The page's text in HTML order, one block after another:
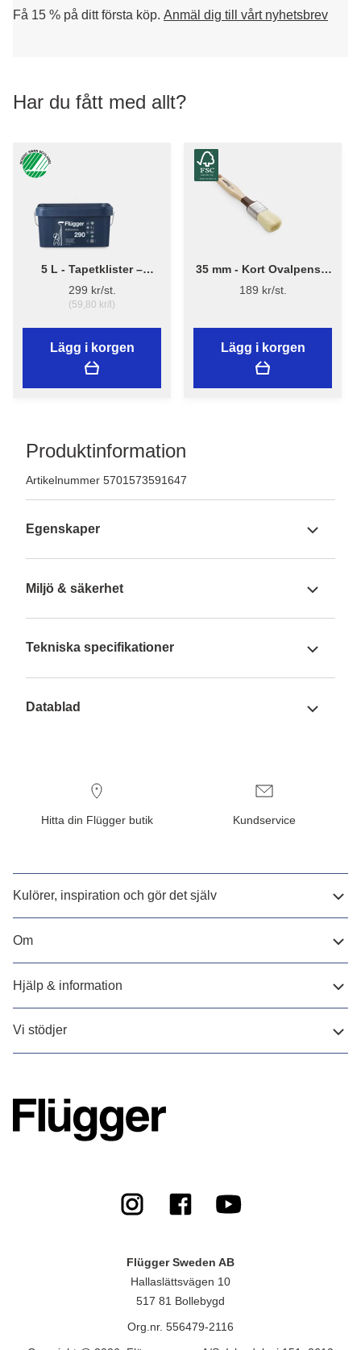
Få 15 % på ditt första köp. Anmäl dig till vårt nyhetsbrev
Har du fått med allt?
5 L - Tapetklister –
Flügger Adhesive 290
299 kr/st.
(59,80 kr/l)
Lägg i korgen
35 mm - Kort Ovalpensel
High Finish 1179 -
Flügger
189 kr/st.
Lägg i korgen
Produktinformation
Artikelnummer 5701573591647
Egenskaper
Miljö & säkerhet
Tekniska specifikationer
Datablad
Hitta din Flügger butik Kundservice
Kulörer, inspiration och gör det själv
Om
Hjälp & information
Vi stödjer
Flügger Sweden AB
Hallaslättsvägen 10
517 81 Bollebygd
Org.nr. 556479-2116